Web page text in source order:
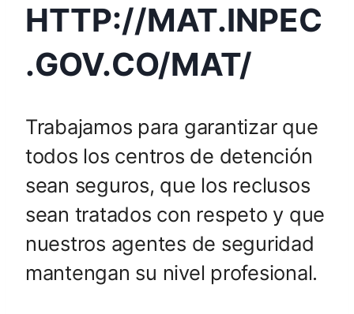
HTTP://MAT.INPEC
.GOV.CO/MAT/
Trabajamos para garantizar que
todos los centros de detención
sean seguros, que los reclusos
sean tratados con respeto y que
nuestros agentes de seguridad
mantengan su nivel profesional.